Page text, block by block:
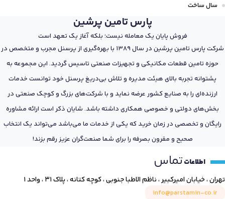
سال ساخت
پارس تامین پرشین
فروش پایان یک معامله نیست؛ بلکه آغاز یک تعهد است
شرکت پارس تامین پرشین در سال 1389 با بهره‌گیری از پرسنل مجرب و متخصص در
حوزه تامین قطعات مکانیکی و تجهیزات صنعتی تاسیس گردید. این مجموعه به
پشتوانه تجربه بالای هیئت مدیره و تلاش بی‌دریغ پرسنل خود توانست خدمات
ارزنده‌ای را به صنایع کشور عرضه نماید و با شرکت‌های بزرگ و کوچک صنعتی در
بخش‌های دولتی و خصوصی همکاری داشته باشد. شایان ذکر است ارائه مشاوره
رایگان و تخصصی در زمان خرید که یکی از خدمات ما می‌باشد می‌تواند یک انتخاب
صحیح و مقرون بصرفه را برای شما صنعت‌گران عزیز رقم بزند!
اطلاعاتتماس
تهران ، خیابان امیرکبیر ، ناظم الاطبا جنوبی ، کوچه کتانه ، پلاک ۳۱ ، واحد ۱
info@parstamin-co.ir